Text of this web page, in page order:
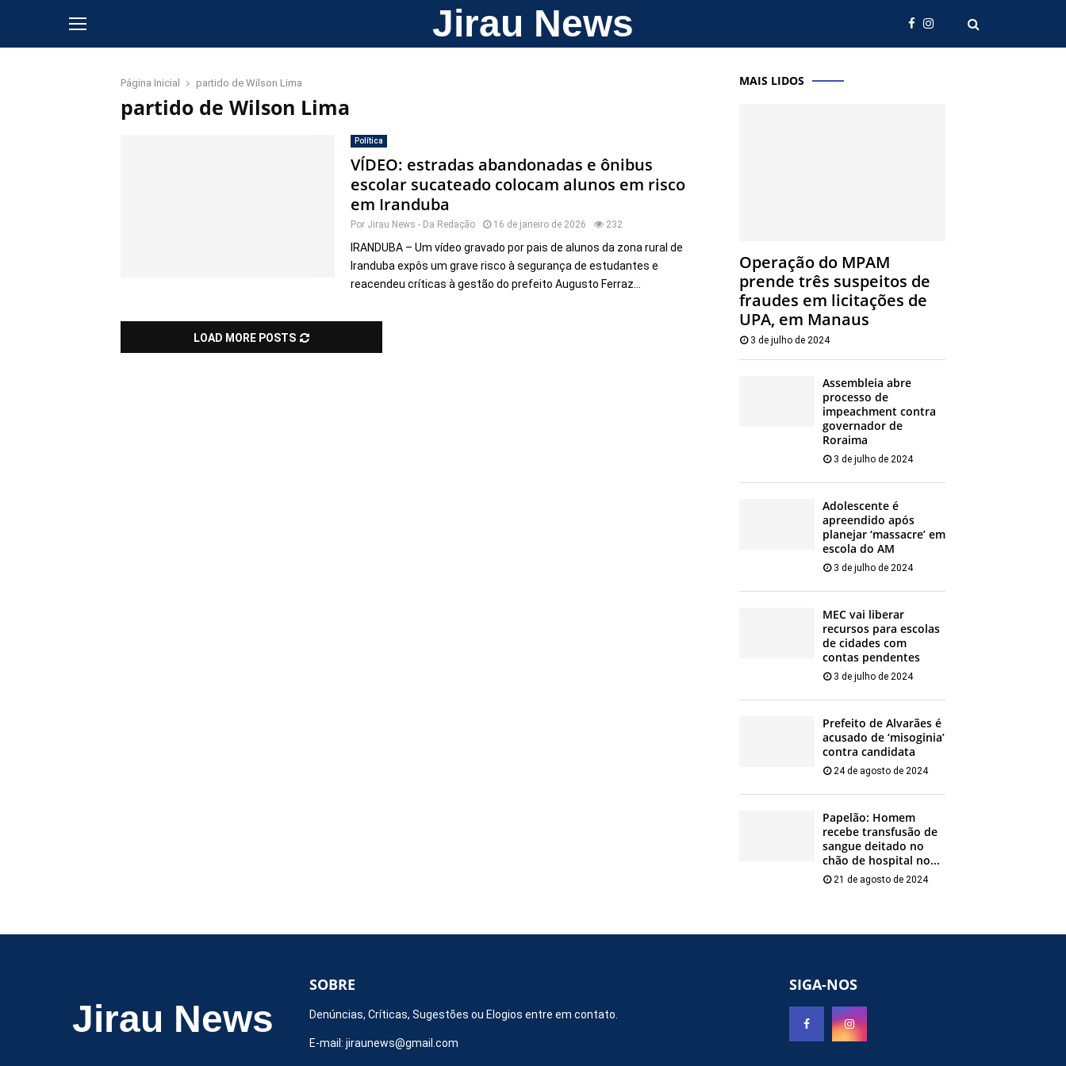
Jirau News
Página Inicial partido de Wilson Lima
partido de Wilson Lima
Política
VÍDEO: estradas abandonadas e ônibus
escolar sucateado colocam alunos em risco
em Iranduba
Por Jirau News - Da Redação 16 de janeiro de 2026 232
IRANDUBA – Um vídeo gravado por pais de alunos da zona rural de
Iranduba expôs um grave risco à segurança de estudantes e
reacendeu críticas à gestão do prefeito Augusto Ferraz...
LOAD MORE POSTS
MAIS LIDOS
Operação do MPAM
prende três suspeitos de
fraudes em licitações de
UPA, em Manaus
3 de julho de 2024
Assembleia abre
processo de
impeachment contra
governador de
Roraima
3 de julho de 2024
Adolescente é
apreendido após
planejar ‘massacre’ em
escola do AM
3 de julho de 2024
MEC vai liberar
recursos para escolas
de cidades com
contas pendentes
3 de julho de 2024
Prefeito de Alvarães é
acusado de ‘misoginia’
contra candidata
24 de agosto de 2024
Papelão: Homem
recebe transfusão de
sangue deitado no
chão de hospital no...
21 de agosto de 2024
Jirau News
SOBRE
Denúncias, Críticas, Sugestões ou Elogios entre em contato.
E-mail: jiraunews@gmail.com
SIGA-NOS